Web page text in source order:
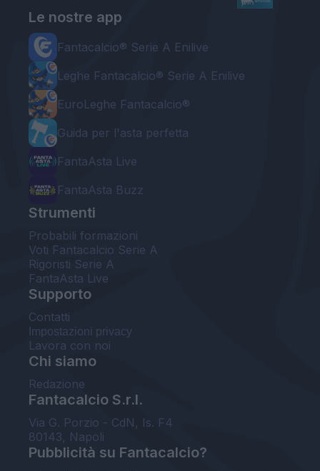
Le nostre app
Fantacalcio® Serie A Enilive
Leghe Fantacalcio® Serie A Enilive
EuroLeghe Fantacalcio®
Guida per l'asta perfetta
FantaAsta Live
FantaAsta Buzz
Strumenti
Probabili formazioni
Voti Fantacalcio Serie A
Rigoristi Serie A
FantaAsta Live
Supporto
Contatti
Impostazioni privacy
Lavora con noi
Chi siamo
Redazione
Fantacalcio S.r.l.
Via G. Porzio - CdN, Is. F4
80143, Napoli
Pubblicità su Fantacalcio?